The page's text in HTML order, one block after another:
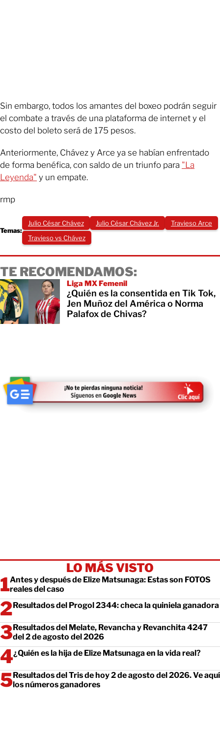
Sin embargo, todos los amantes del boxeo podrán seguir
el combate a través de una plataforma de internet y el
costo del boleto será de 175 pesos.
Anteriormente, Chávez y Arce ya se habían enfrentado
de forma benéfica, con saldo de un triunfo para "La
Leyenda" y un empate.
rmp
Temas:
Julio César Chávez Julio César Chávez Jr.
Travieso Arce
Travieso vs Chávez
TE RECOMENDAMOS:
Liga MX Femenil
¿Quién es la consentida en Tik Tok,
Jen Muñoz del América o Norma
Palafox de Chivas?
LO MÁS VISTO
Antes y después de Elize Matsunaga: Estas son FOTOS
reales del caso
Resultados del Progol 2344: checa la quiniela ganadora
Resultados del Melate, Revancha y Revanchita 4247
del 2 de agosto del 2026
¿Quién es la hija de Elize Matsunaga en la vida real?
Resultados del Tris de hoy 2 de agosto del 2026. Ve aquí
los números ganadores